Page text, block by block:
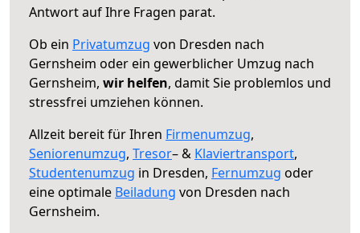
Antwort auf Ihre Fragen parat.
Ob ein Privatumzug von Dresden nach
Gernsheim oder ein gewerblicher Umzug nach
Gernsheim, wir helfen, damit Sie problemlos und
stressfrei umziehen können.
Allzeit bereit für Ihren Firmenumzug,
Seniorenumzug, Tresor– & Klaviertransport,
Studentenumzug in Dresden, Fernumzug oder
eine optimale Beiladung von Dresden nach
Gernsheim.